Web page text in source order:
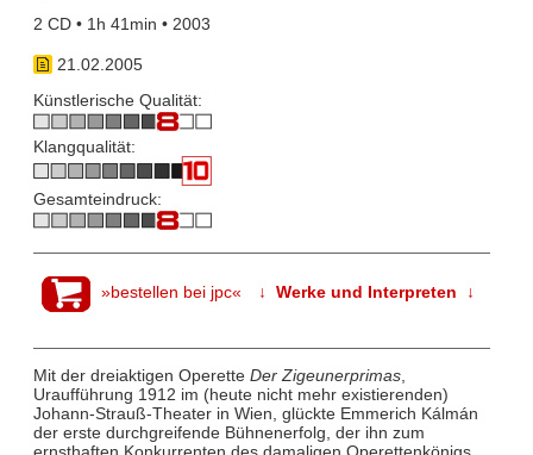
2 CD • 1h 41min • 2003
21.02.2005
Künstlerische Qualität:
Klangqualität:
Gesamteindruck:
»bestellen bei jpc« ↓ Werke und Interpreten ↓
Mit der dreiaktigen Operette Der Zigeunerprimas,
Uraufführung 1912 im (heute nicht mehr existierenden)
Johann-Strauß-Theater in Wien, glückte Emmerich Kálmán
der erste durchgreifende Bühnenerfolg, der ihn zum